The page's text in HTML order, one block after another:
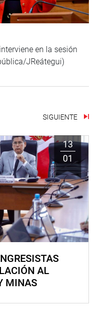
en la sesión
JReátegui)
SIGUIENTE
13
01
AL
MINAS